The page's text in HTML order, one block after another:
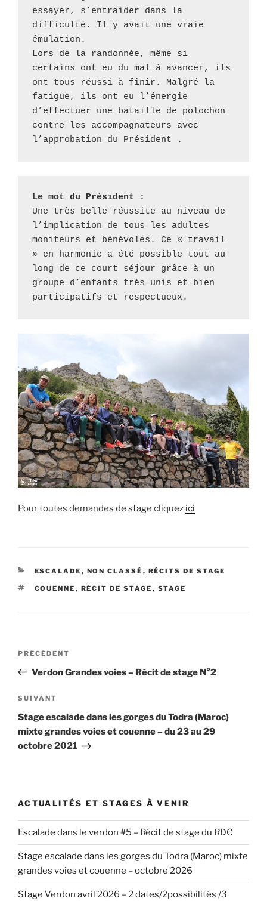
essayer, s’entraider dans la
difficulté. Il y avait une vraie
émulation.
Lors de la randonnée, même si
certains ont eu du mal à avancer, ils
ont tous réussi à finir. Malgré la
fatigue, ils ont eu l’énergie
d’effectuer une bataille de polochon
contre les accompagnateurs avec
Le mot du Président :
Une très belle réussite au niveau de
l’implication de tous les adultes
moniteurs et bénévoles. Ce « travail
» en harmonie a été possible tout au
long de ce court séjour grâce à un
groupe d’enfants très unis et bien
participatifs et respectueux.
Pour toutes demandes de stage cliquez ici
CATÉGORIES
ESCALADE , NON CLASSÉ , RÉCITS DE STAGE
ÉTIQUETTES
COUENNE , RÉCIT DE STAGE , STAGE
Navigation
l’article
Article
précédent
PRÉCÉDENT
Verdon Grandes voies – Récit de stage N°2
Article
suivant
SUIVANT
Stage escalade dans les gorges du Todra (Maroc)
mixte grandes voies et couenne – du 23 au 29
octobre 2021
ACTUALITÉS ET STAGES À VENIR
Escalade dans le verdon #5 – Récit de stage du RDC
Stage escalade dans les gorges du Todra (Maroc) mixte
grandes voies et couenne – octobre 2026
Stage Verdon avril 2026 – 2 dates/2possibilités /3